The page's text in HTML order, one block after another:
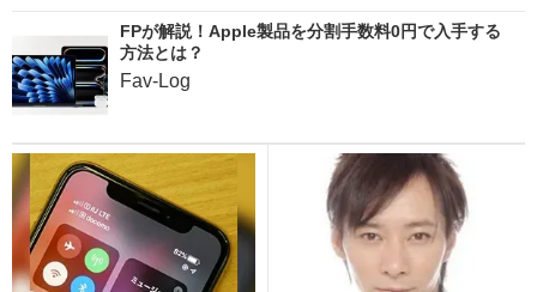
FPが解説！Apple製品を分割手数料0円で入手する
方法とは？
Fav-Log